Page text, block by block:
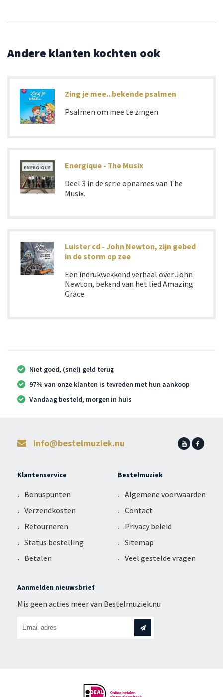
Andere klanten kochten ook
Zing je mee...bekende psalmen
Psalmen om mee te zingen
Energique - The Musix
Deel 3 in de serie opnames van The
Musix.
Luister cd - John Newton, zijn gebed
in de storm op zee
Een indrukwekkend verhaal over John
Newton, bekend van het lied Amazing
Grace.
Niet goed, (snel) geld terug
97% van onze klanten is tevreden met hun aankoop
Vandaag besteld, morgen in huis
info@bestelmuziek.nu
Klantenservice
Bonuspunten
Verzendkosten
Retourneren
Status bestelling
Betalen
Bestelmuziek
Algemene voorwaarden
Contact
Privacy beleid
Sitemap
Veel gestelde vragen
Aanmelden nieuwsbrief
Mis geen acties meer van Bestelmuziek.nu